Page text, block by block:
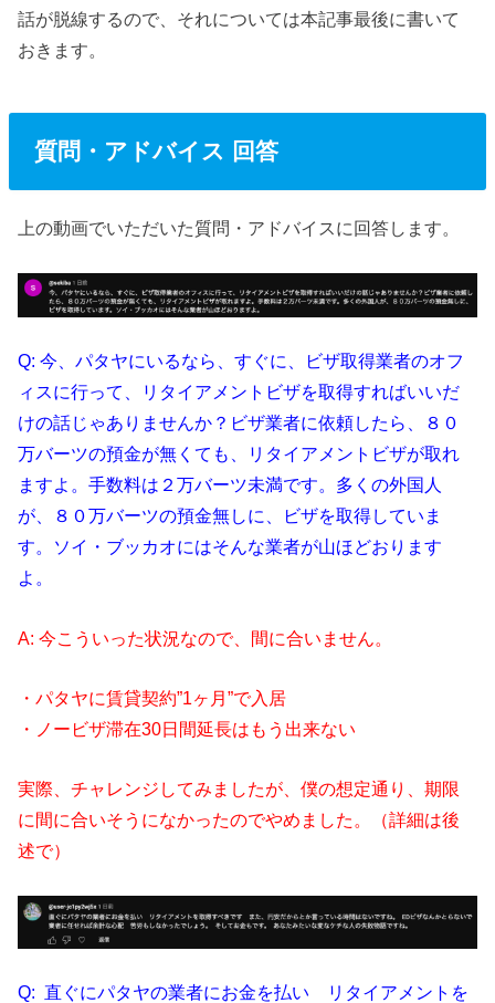
話が脱線するので、それについては本記事最後に書いて
おきます。
質問・アドバイス 回答
上の動画でいただいた質問・アドバイスに回答します。
Q: 今、パタヤにいるなら、すぐに、ビザ取得業者のオフ
ィスに行って、リタイアメントビザを取得すればいいだ
けの話じゃありませんか？ビザ業者に依頼したら、８０
万バーツの預金が無くても、リタイアメントビザが取れ
ますよ。手数料は２万バーツ未満です。多くの外国人
が、８０万バーツの預金無しに、ビザを取得していま
す。ソイ・ブッカオにはそんな業者が山ほどおります
よ。
A: 今こういった状況なので、間に合いません。
・パタヤに賃貸契約”1ヶ月”で入居
・ノービザ滞在30日間延長はもう出来ない
実際、チャレンジしてみましたが、僕の想定通り、期限
に間に合いそうになかったのでやめました。（詳細は後
述で）
Q: 直ぐにパタヤの業者にお金を払い リタイアメントを